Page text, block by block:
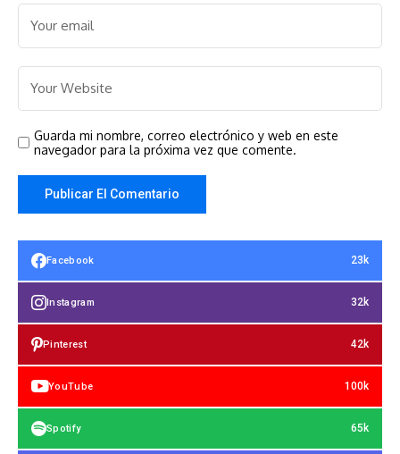
Guarda mi nombre, correo electrónico y web en este
navegador para la próxima vez que comente.
Facebook 23k
Instagram 32k
Pinterest 42k
YouTube 100k
Spotify 65k